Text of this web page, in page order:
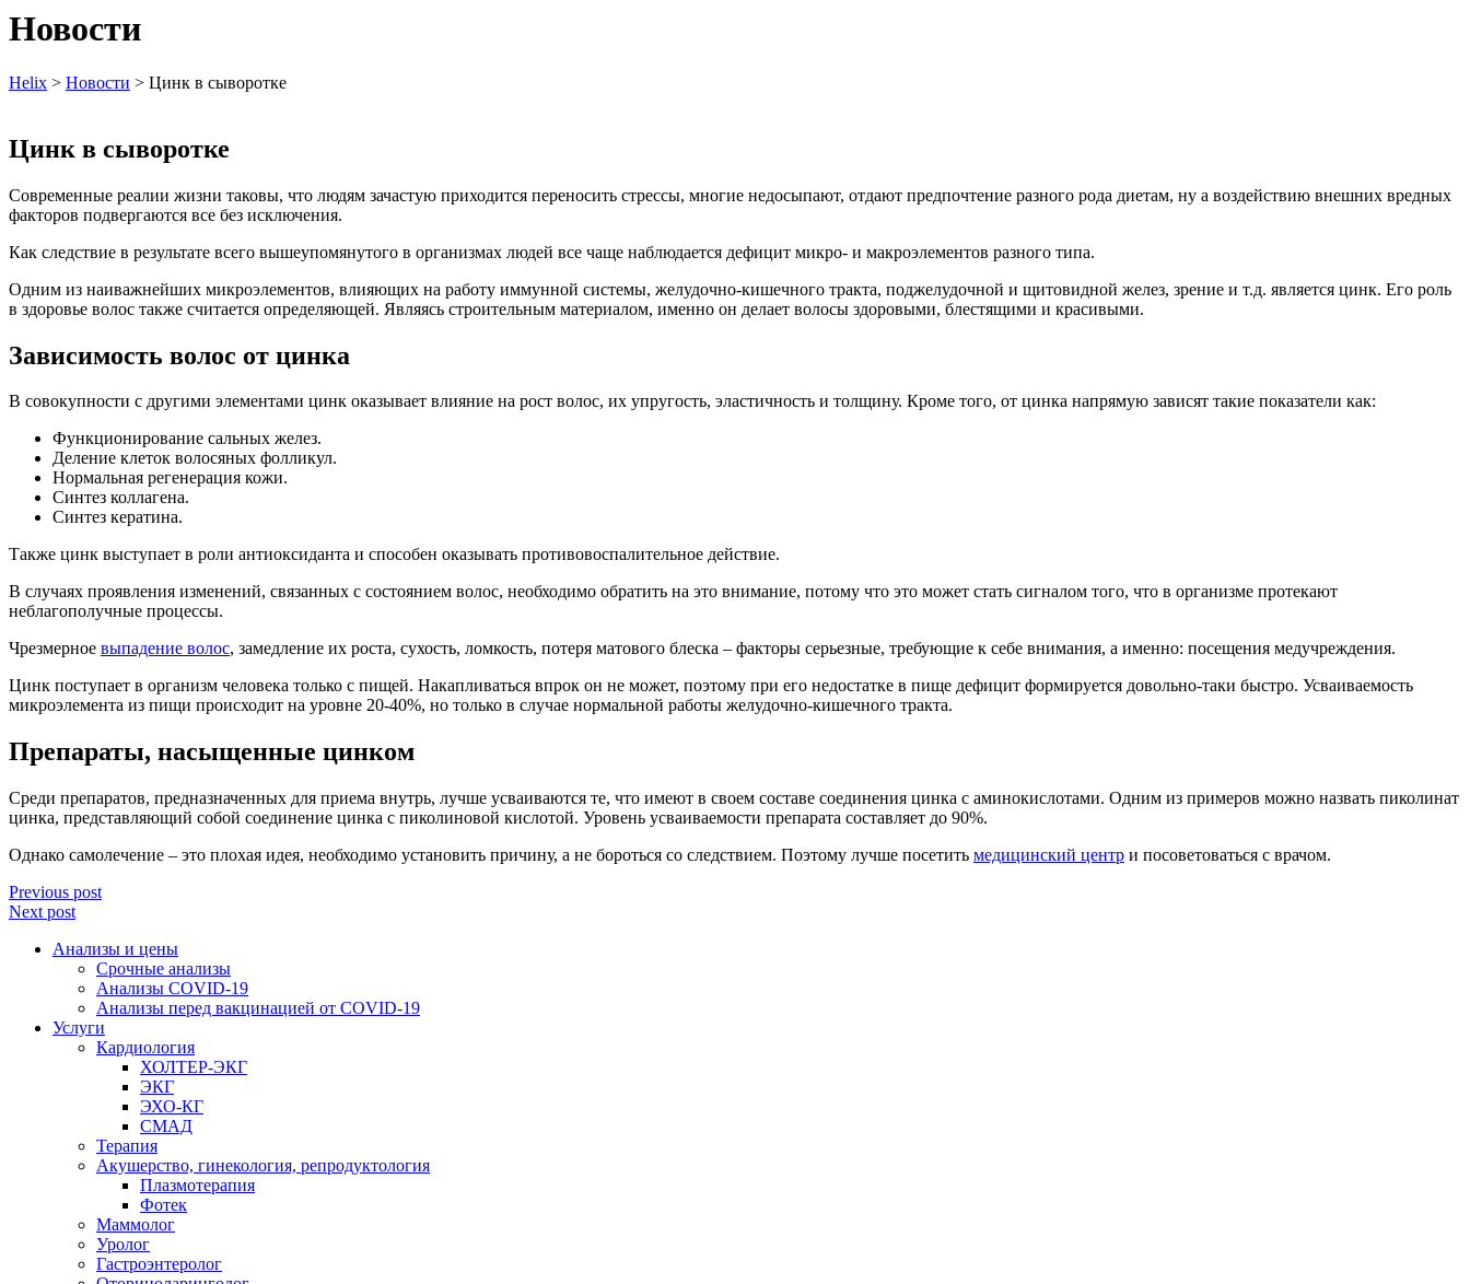
Новости
Helix > Новости > Цинк в сыворотке
Цинк в сыворотке
Современные реалии жизни таковы, что людям зачастую приходится переносить стрессы, многие недосыпают, отдают предпочтение разного рода диетам, ну а воздействию внешних вредных
факторов подвергаются все без исключения.
Как следствие в результате всего вышеупомянутого в организмах людей все чаще наблюдается дефицит микро- и макроэлементов разного типа.
Одним из наиважнейших микроэлементов, влияющих на работу иммунной системы, желудочно-кишечного тракта, поджелудочной и щитовидной желез, зрение и т.д. является цинк. Его роль
в здоровье волос также считается определяющей. Являясь строительным материалом, именно он делает волосы здоровыми, блестящими и красивыми.
Зависимость волос от цинка
В совокупности с другими элементами цинк оказывает влияние на рост волос, их упругость, эластичность и толщину. Кроме того, от цинка напрямую зависят такие показатели как:
Функционирование сальных желез.
Деление клеток волосяных фолликул.
Нормальная регенерация кожи.
Синтез коллагена.
Синтез кератина.
Также цинк выступает в роли антиоксиданта и способен оказывать противовоспалительное действие.
В случаях проявления изменений, связанных с состоянием волос, необходимо обратить на это внимание, потому что это может стать сигналом того, что в организме протекают
неблагополучные процессы.
Чрезмерное выпадение волос, замедление их роста, сухость, ломкость, потеря матового блеска – факторы серьезные, требующие к себе внимания, а именно: посещения медучреждения.
Цинк поступает в организм человека только с пищей. Накапливаться впрок он не может, поэтому при его недостатке в пище дефицит формируется довольно-таки быстро. Усваиваемость
микроэлемента из пищи происходит на уровне 20-40%, но только в случае нормальной работы желудочно-кишечного тракта.
Препараты, насыщенные цинком
Среди препаратов, предназначенных для приема внутрь, лучше усваиваются те, что имеют в своем составе соединения цинка с аминокислотами. Одним из примеров можно назвать пиколинат
цинка, представляющий собой соединение цинка с пиколиновой кислотой. Уровень усваиваемости препарата составляет до 90%.
Однако самолечение – это плохая идея, необходимо установить причину, а не бороться со следствием. Поэтому лучше посетить медицинский центр и посоветоваться с врачом.
Previous post
Next post
Анализы и цены
Срочные анализы
Анализы COVID-19
Анализы перед вакцинацией от COVID-19
Услуги
Кардиология
ХОЛТЕР-ЭКГ
ЭКГ
ЭХО-КГ
СМАД
Терапия
Акушерство, гинекология, репродуктология
Плазмотерапия
Фотек
Маммолог
Уролог
Гастроэнтеролог